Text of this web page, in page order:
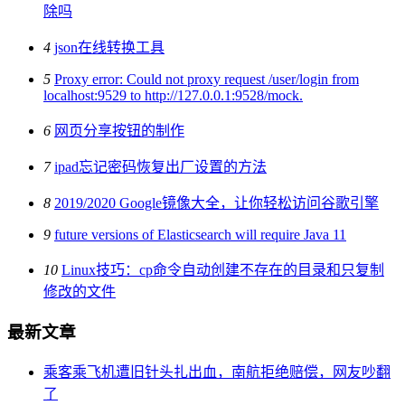
除吗
4 json在线转换工具
5 Proxy error: Could not proxy request /user/login from
localhost:9529 to http://127.0.0.1:9528/mock.
6 网页分享按钮的制作
7 ipad忘记密码恢复出厂设置的方法
8 2019/2020 Google镜像大全，让你轻松访问谷歌引擎
9 future versions of Elasticsearch will require Java 11
10 Linux技巧：cp命令自动创建不存在的目录和只复制
修改的文件
最新文章
乘客乘飞机遭旧针头扎出血，南航拒绝赔偿，网友吵翻
了